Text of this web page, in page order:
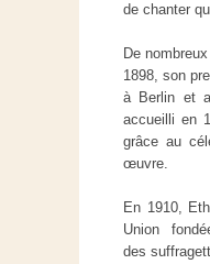
de chanter
De
1898, son
à Berlin et
accueilli en
grâce au
œuvre.
En 1910,
Union
des